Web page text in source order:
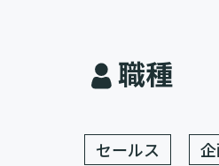
職種
セールス